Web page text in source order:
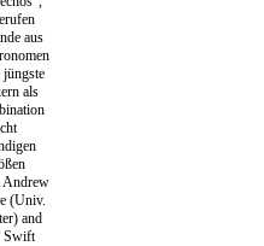
aus
jüngste
als
Andrew
(Univ.
and
Swift